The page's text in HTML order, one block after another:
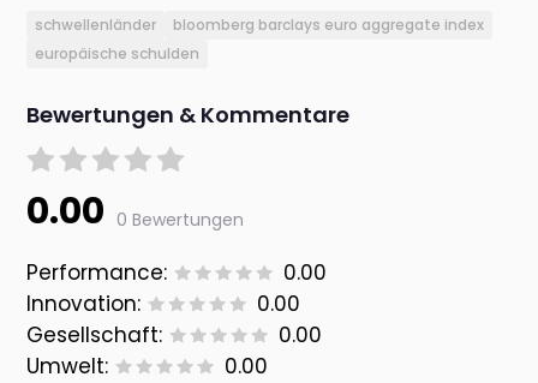
schwellenländer
bloomberg barclays euro aggregate index
europäische schulden
Bewertungen & Kommentare
0.00 0 Bewertungen
Performance:
0.00
Innovation:
0.00
Gesellschaft:
0.00
Umwelt:
0.00